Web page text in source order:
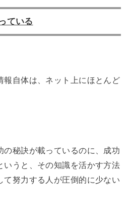
ている
報自体は、ネット上にほとんど
の秘訣が載っているのに、成功
いうと、その知識を活かす方法
て努力する人が圧倒的に少ない